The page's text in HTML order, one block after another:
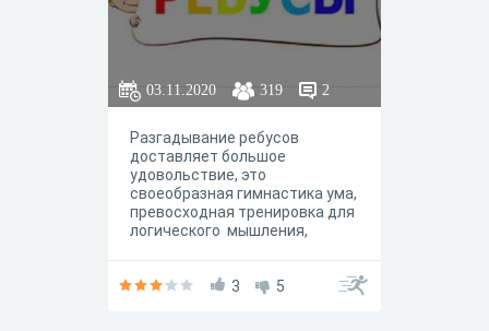
03.11.2020 319 2
Разгадывание ребусов
доставляет большое
удовольствие, это
своеобразная гимнастика ума,
превосходная тренировка для
логического мышления,
В предложенных ребусах
3 5